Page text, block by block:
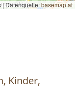
|Datenquelle:basemap.at
Kinder,